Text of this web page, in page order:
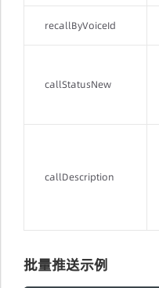
recallByVoiceId
callStatusNew
callDescription
批量推送示例